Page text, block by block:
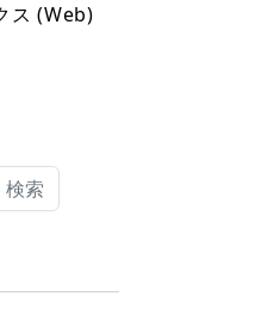
ス (Web)
検索